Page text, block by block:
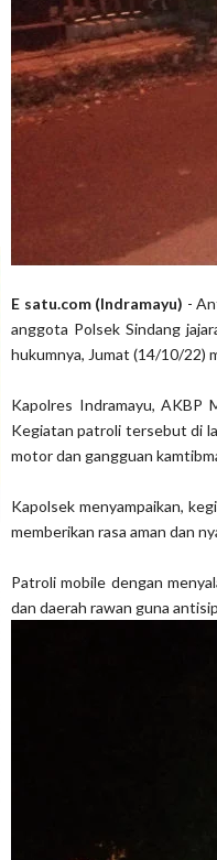
E satu.com (Indramayu) -
anggota Polsek Sindang
hukumnya, Jumat (14/10/22)
Kapolres Indramayu, AKBP
Kegiatan patroli tersebut di
motor dan gangguan
Kapolsek menyampaikan,
memberikan rasa aman dan
Patroli mobile dengan
dan daerah rawan guna